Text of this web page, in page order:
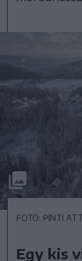
FOTÓ: PINTI
Egy kis